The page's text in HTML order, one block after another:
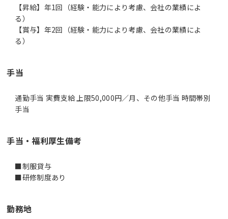
【昇給】年1回（経験・能力により考慮、会社の業績によ
る）
【賞与】年2回（経験・能力により考慮、会社の業績によ
手当
通勤手当 実費支給 上限50,000円／月、その他手当 時間帯別
手当
手当・福利厚生備考
■制服貸与
■研修制度あり
勤務地